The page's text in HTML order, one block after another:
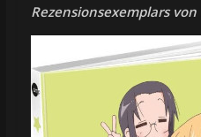
Rezensionsexemplars von